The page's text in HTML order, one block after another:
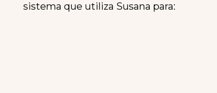
sistema que utiliza Susana para: